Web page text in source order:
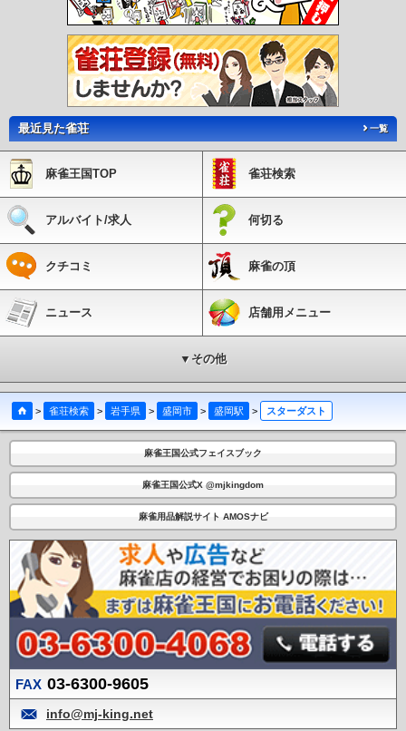
最近見た雀荘 一覧
麻雀王国TOP 雀荘検索
アルバイト/求人 何切る
クチコミ 麻雀の頂
ニュース 店舗用メニュー
▼その他
> 雀荘検索 > 岩手県 > 盛岡市 > 盛岡駅 > スターダスト
麻雀王国公式フェイスブック
麻雀王国公式X @mjkingdom
麻雀用品解説サイト AMOSナビ
FAX 03-6300-9605
info@mj-king.net